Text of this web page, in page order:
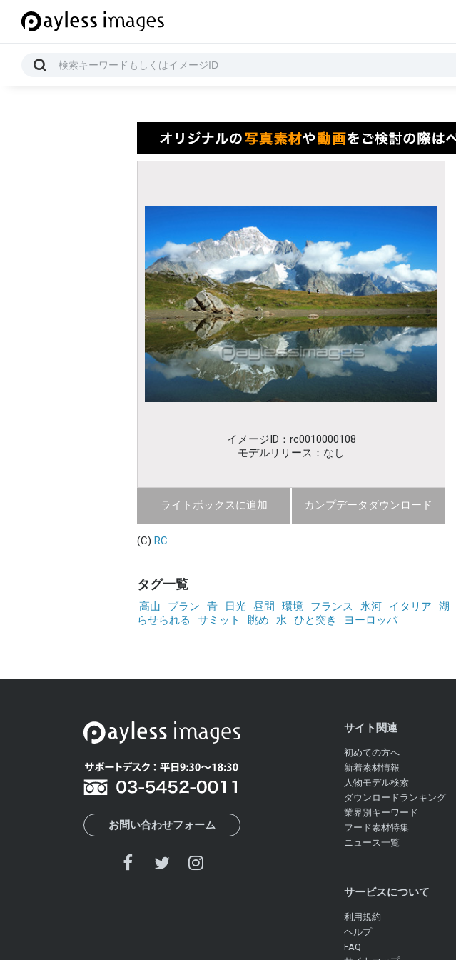
イメージID：rc0010000108
モデルリリース：なし
ライトボックスに追加 カンプデータダウンロード
(C) RC
タグ一覧
高山 ブラン 青 日光 昼間 環境 フランス 氷河 イタリア 湖
らせられる
サミット 眺め 水 ひと突き ヨーロッパ
お問い合わせフォーム
サイト関連
初めての方へ
新着素材情報
人物モデル検索
ダウンロードランキング
業界別キーワード
フード素材特集
ニュース一覧
サービスについて
利用規約
ヘルプ
FAQ